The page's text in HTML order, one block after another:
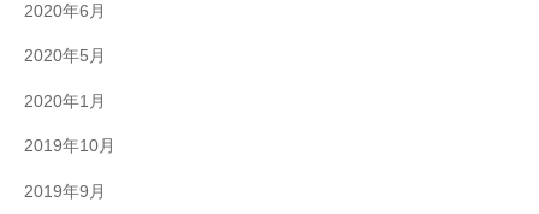
2020年6月
2020年5月
2020年1月
2019年10月
2019年9月